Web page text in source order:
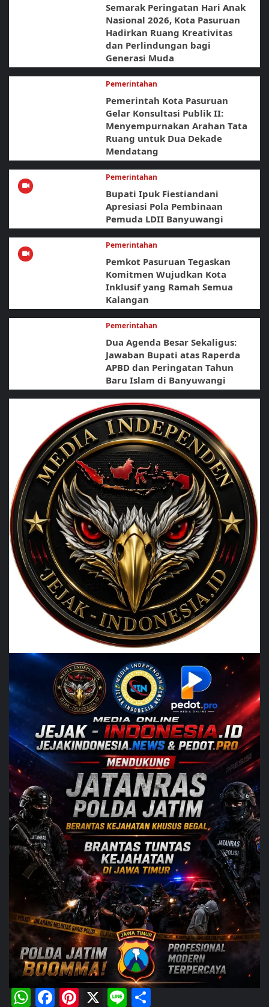
Semarak Peringatan Hari Anak
Nasional 2026, Kota Pasuruan
Hadirkan Ruang Kreativitas
dan Perlindungan bagi
Generasi Muda
Pemerintahan
Pemerintah Kota Pasuruan
Gelar Konsultasi Publik II:
Menyempurnakan Arahan Tata
Ruang untuk Dua Dekade
Mendatang
Pemerintahan
Bupati Ipuk Fiestiandani
Apresiasi Pola Pembinaan
Pemuda LDII Banyuwangi
Pemerintahan
Pemkot Pasuruan Tegaskan
Komitmen Wujudkan Kota
Inklusif yang Ramah Semua
Kalangan
Pemerintahan
Dua Agenda Besar Sekaligus:
Jawaban Bupati atas Raperda
APBD dan Peringatan Tahun
Baru Islam di Banyuwangi
WhatsApp
Facebook
Pinterest
X Line